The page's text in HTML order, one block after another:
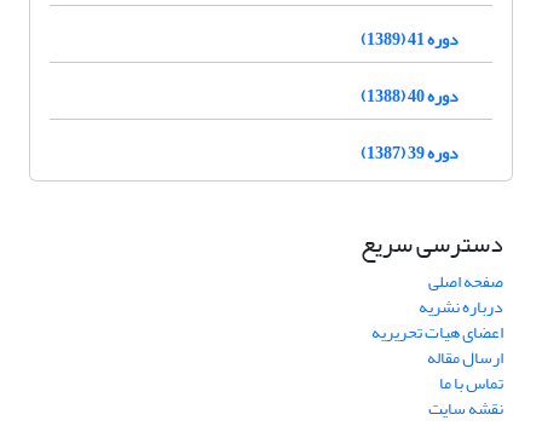
دوره 41 (1389)
دوره 40 (1388)
دوره 39 (1387)
دسترسی سریع
صفحه اصلی
درباره نشریه
اعضای هیات تحریریه
ارسال مقاله
تماس با ما
نقشه سایت